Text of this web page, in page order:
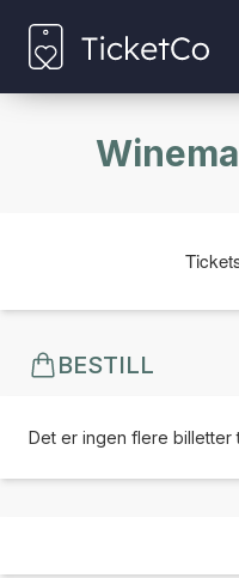
BESTILL
Det er ingen flere billetter